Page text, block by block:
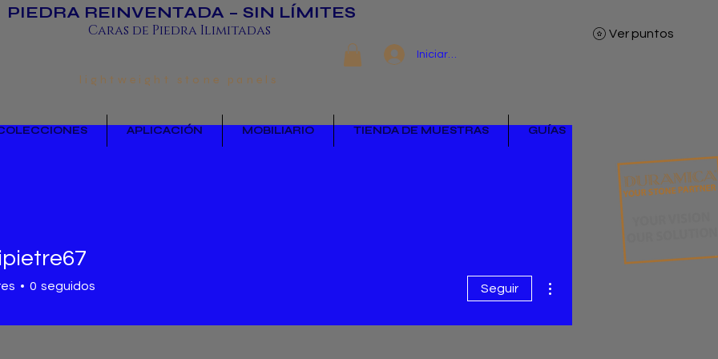
Iniciar sesión
PIEDRA REINVENTADA – SIN LÍMITES
Caras de Piedra Ilimitadas
lightweight stone panels
Ver puntos
APLICACIÓN MOBILIARIO TIENDA DE MUESTRAS GUÍAS
0 seguidos Seguir